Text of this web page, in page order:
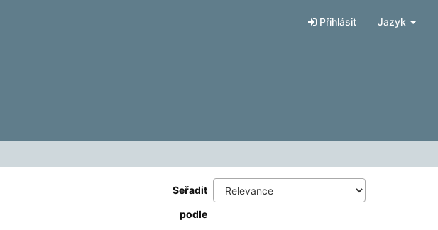
Přihlásit Jazyk
Seřadit
podle